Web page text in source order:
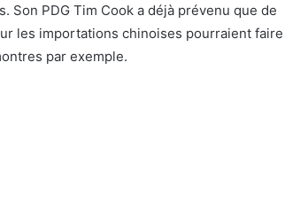
Son PDG Tim Cook a déjà prévenu que de
les importations chinoises pourraient faire
par exemple.